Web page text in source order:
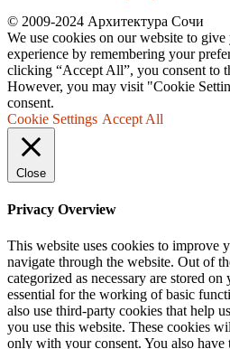
© 2009-2024 Архитектура Сочи
We use cookies on our website to
experience by remembering your
clicking “Accept All”, you consent to
However, you may visit "Cookie
consent.
Cookie Settings Accept All
Close
Privacy Overview
This website uses cookies to improve
navigate through the website. Out of
categorized as necessary are stored
essential for the working of basic
also use third-party cookies that help
you use this website. These cookies
only with your consent. You also